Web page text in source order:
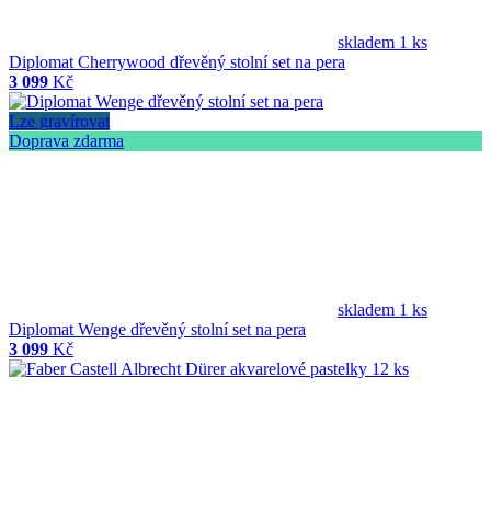
skladem 1 ks
Diplomat Cherrywood dřevěný stolní set na pera
3 099 Kč
Lze gravírovat
Doprava zdarma
skladem 1 ks
Diplomat Wenge dřevěný stolní set na pera
3 099 Kč